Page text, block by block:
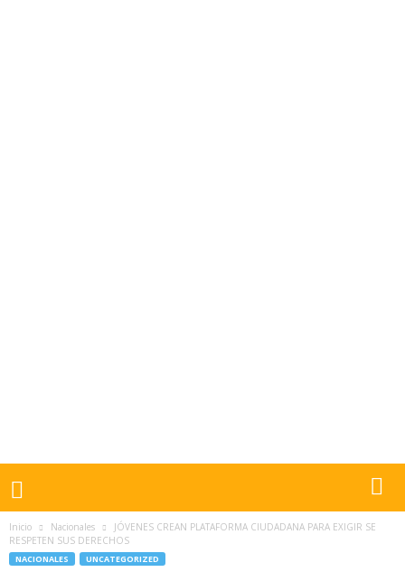
Inicio Nacionales
JÓVENES CREAN PLATAFORMA CIUDADANA PARA EXIGIR SE
RESPETEN SUS DERECHOS
NACIONALES UNCATEGORIZED